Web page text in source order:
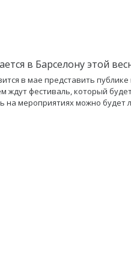
в Барселону этой
в мае представить
ждут фестиваль, который
на мероприятиях можно будет